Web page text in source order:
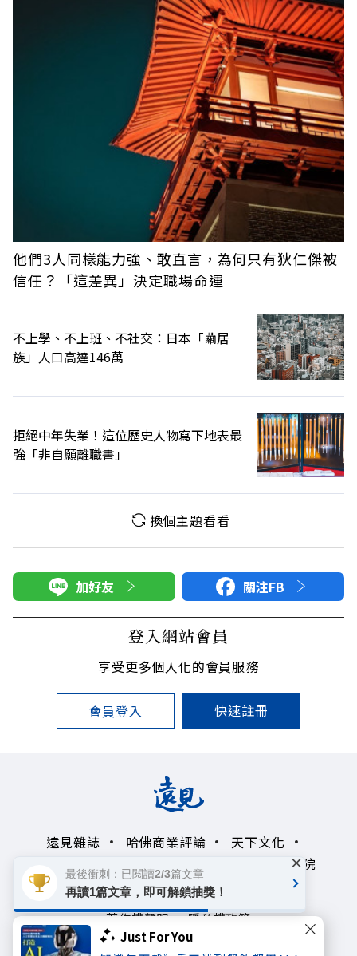
Just For You
他們3人同樣能力強、敢直言，為何只有狄仁傑被
信任？「這差異」決定職場命運
不上學、不上班、不社交：日本「繭居
族」人口高達146萬
拒絕中年失業！這位歷史人物寫下地表最
強「非自願離職書」
換個主題看看
加好友 關注FB
登入網站會員
享受更多個人化的會員服務
會員登入 快速註冊
遠見雜誌 哈佛商業評論
天下文化
未來親子學習平台
領導影響力學院
著作權聲明
隱私權政策
Copyright© 1999~2026
最後衝刺：已閱讀2/3篇文章
再讀1篇文章，即可解鎖抽獎！
×